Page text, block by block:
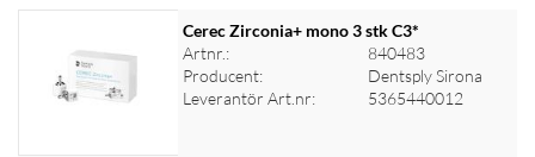
Logga in för priser
Cerec Zirconia+ mono 3 stk C3*
Artnr.:
840483
Producent:
Dentsply Sirona
Leverantör Art.nr:
5365440012